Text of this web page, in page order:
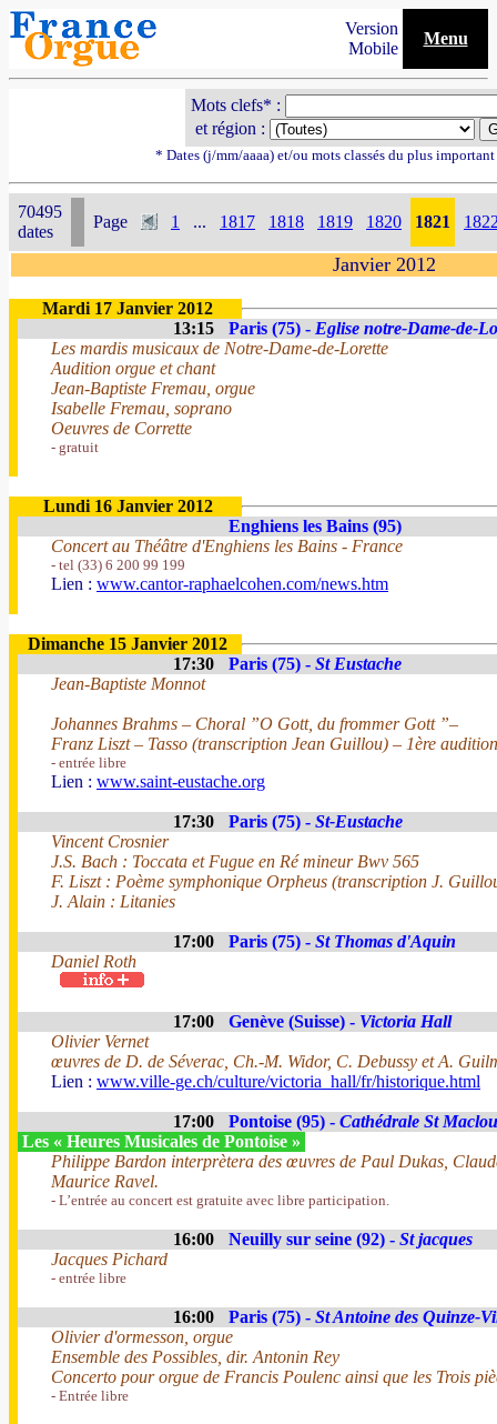
Version
Mobile
Menu
Mots clefs* :
et région :
* Dates (j/mm/aaaa) et/ou mots classés du plus
70495
dates
Page 1 ... 1817 1818 1819 1820 1821
Janvier 2012
Mardi 17 Janvier 2012
13:15
Paris (75) - Eglise notre-Dame-de-
Les mardis musicaux de Notre-Dame-de-Lorette
Audition orgue et chant
Jean-Baptiste Fremau, orgue
Isabelle Fremau, soprano
Oeuvres de Corrette
- gratuit
Lundi 16 Janvier 2012
Enghiens les Bains (95)
Concert au Théâtre d'Enghiens les Bains - France
- tel (33) 6 200 99 199
Lien : www.cantor-raphaelcohen.com/news.htm
Dimanche 15 Janvier 2012
17:30
Paris (75) - St Eustache
Jean-Baptiste Monnot
Johannes Brahms – Choral ”O Gott, du frommer Gott ”–
Franz Liszt – Tasso (transcription Jean Guillou) – 1ère
- entrée libre
Lien : www.saint-eustache.org
17:30 Paris (75) - St-Eustache
Vincent Crosnier
J.S. Bach : Toccata et Fugue en Ré mineur Bwv 565
F. Liszt : Poème symphonique Orpheus (transcription J.
J. Alain : Litanies
17:00 Paris (75) - St Thomas d'Aquin
Daniel Roth
17:00 Genève (Suisse) - Victoria Hall
Olivier Vernet
œuvres de D. de Séverac, Ch.-M. Widor, C. Debussy et A.
Lien : www.ville-ge.ch/culture/victoria_hall/fr/historique.html
17:00 Pontoise (95) - Cathédrale St Maclou
Les « Heures Musicales de Pontoise »
Philippe Bardon interprètera des œuvres de Paul Dukas,
Maurice Ravel.
- L’entrée au concert est gratuite avec libre participation.
16:00 Neuilly sur seine (92) - St jacques
Jacques Pichard
- entrée libre
16:00 Paris (75) - St Antoine des Quinze-
Olivier d'ormesson, orgue
Ensemble des Possibles, dir. Antonin Rey
Concerto pour orgue de Francis Poulenc ainsi que les Trois
- Entrée libre